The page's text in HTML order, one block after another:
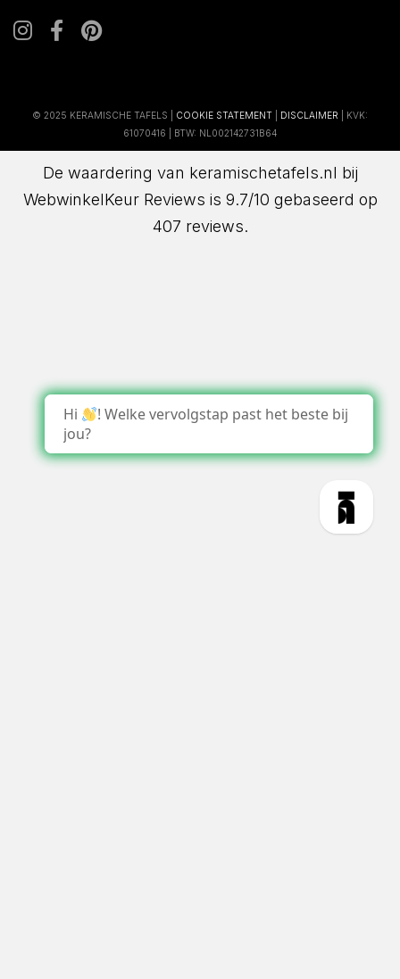
© 2025 KERAMISCHE TAFELS | COOKIE STATEMENT DISCLAIMER | KVK:
61070416 | BTW: NL002142731B64
De waardering van keramischetafels.nl bij
WebwinkelKeur Reviews is 9.7/10 gebaseerd op
407 reviews.
Hi
! Welke vervolgstap past het beste bij
jou?